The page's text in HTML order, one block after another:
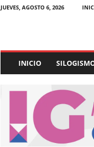
JUEVES, AGOSTO 6, 2026
p
e
INICIO